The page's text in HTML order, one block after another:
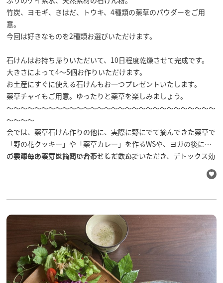
よくある質問
お知らせ
当サイトについて
パンフレット
写真ダウンロード
関連リンク
お問い合わせ
竹炭、ヨモギ、きはだ、トウキ、4種類の薬草のパウダーをご用
意。
今回は好きなものを2種類お選びいただけます。
石けんはお持ち帰りいただいて、10日程度乾燥させて完成です。
大きさによって4〜5個お作りいただけます。
お土産にすぐに使える石けんもお一つプレゼントいたします。
薬草チャイもご用意。ゆったりと薬草を楽しみましょう。
～～～～～～～～～～～～～～～～～～～～～～～～～～～～～～
～～～～
会では、薬草石けん作りの他に、実際に野にでて摘んできた薬草で
「野の花クッキー」や「薬草カレー」を作るWSや、ヨガの後にそ
の季節毎の薬草を摘んでお茶として飲んでいただき、デトックス効
ご興味のある方はお問い合わせください。